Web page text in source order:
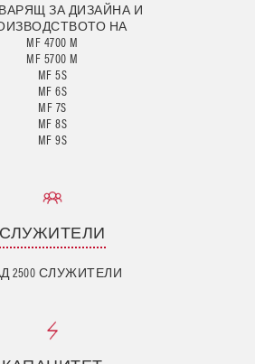
ЗА ДИЗАЙНА И
НА
MF 4700 M
MF 5700 M
MF 5S
MF 6S
MF 7S
MF 8S
MF 9S
СЛУЖИТЕЛИ
2500 СЛУЖИТЕЛИ